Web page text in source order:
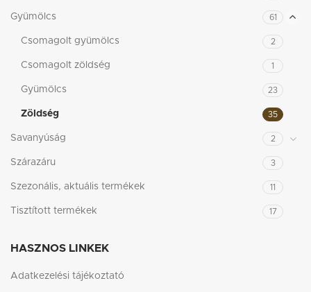
Gyümölcs 61
Csomagolt gyümölcs 2
Csomagolt zöldség 1
Gyümölcs 23
Zöldség 35
Savanyúság 2
Szárazáru 3
Szezonális, aktuális termékek 11
Tisztított termékek 17
HASZNOS LINKEK
Adatkezelési tájékoztató